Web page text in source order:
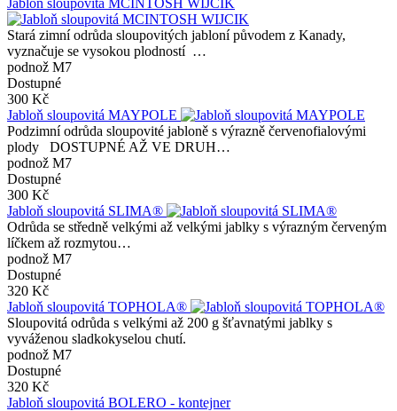
Stará zimní odrůda sloupovitých jabloní původem z Kanady,
vyznačuje se vysokou plodností …
podnož M7
Dostupné
300 Kč
Jabloň sloupovitá MAYPOLE
Podzimní odrůda sloupovité jabloně s výrazně červenofialovými
plody DOSTUPNÉ AŽ VE DRUH…
podnož M7
Dostupné
300 Kč
Jabloň sloupovitá SLIMA®
Odrůda se středně velkými až velkými jablky s výrazným červeným
líčkem až rozmytou…
podnož M7
Dostupné
320 Kč
Jabloň sloupovitá TOPHOLA®
Sloupovitá odrůda s velkými až 200 g šťavnatými jablky s
vyváženou sladkokyselou chutí.
podnož M7
Dostupné
320 Kč
Jabloň sloupovitá BOLERO - kontejner